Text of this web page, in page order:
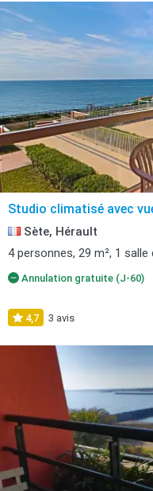
Studio climatisé avec
Sète, Hérault
4 personnes, 29 m², 1 salle
Annulation gratuite (J-60)
4,7 3 avis